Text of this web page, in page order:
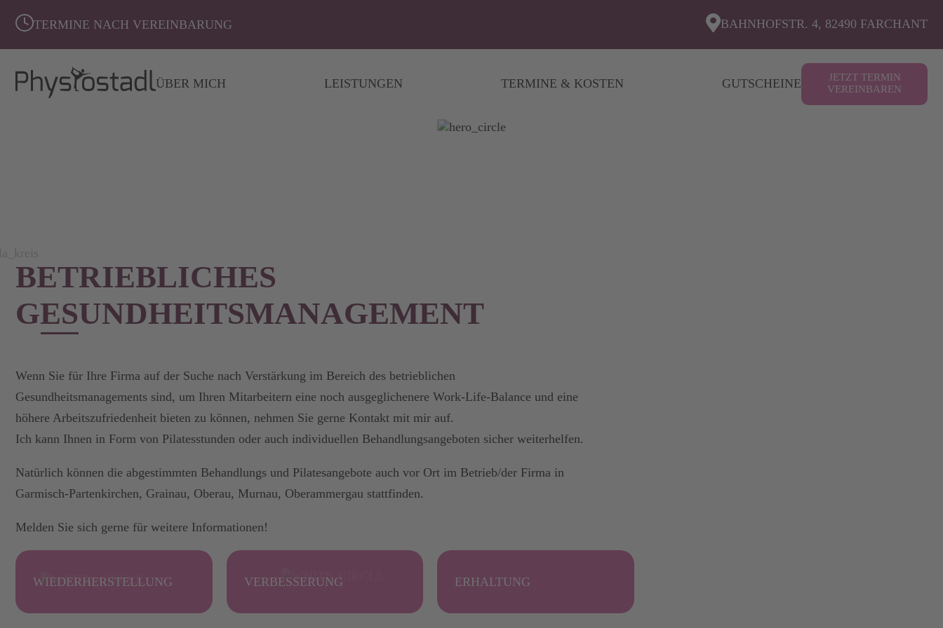
NAVIGATION
ÜBER MICH LEISTUNGEN TERMINE & KOSTEN GUTSCHEINE
JETZT TERMIN
VEREINBAREN
TERMINE NACH VEREINBARUNG BAHNHOFSTR. 4, 82490 FARCHANT
BETRIEBLICHES
GESUNDHEITSMANAGEMENT
Wenn Sie für Ihre Firma auf der Suche nach Verstärkung im Bereich des betrieblichen
Gesundheitsmanagements sind, um Ihren Mitarbeitern eine noch ausgeglichenere Work-Life-Balance und eine
höhere Arbeitszufriedenheit bieten zu können, nehmen Sie gerne Kontakt mit mir auf.
Ich kann Ihnen in Form von Pilatesstunden oder auch individuellen Behandlungsangeboten sicher weiterhelfen.
Natürlich können die abgestimmten Behandlungs und Pilatesangebote auch vor Ort im Betrieb/der Firma in
Garmisch-Partenkirchen, Grainau, Oberau, Murnau, Oberammergau stattfinden.
Melden Sie sich gerne für weitere Informationen!
WIEDERHERSTELLUNG VERBESSERUNG ERHALTUNG